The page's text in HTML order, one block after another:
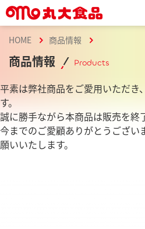
HOME 商品情報
商品情報 Products
平素は弊社商品をご愛用いただき
す。
誠に勝手ながら本商品は販売を終
今までのご愛顧ありがとうござい
願いいたします。